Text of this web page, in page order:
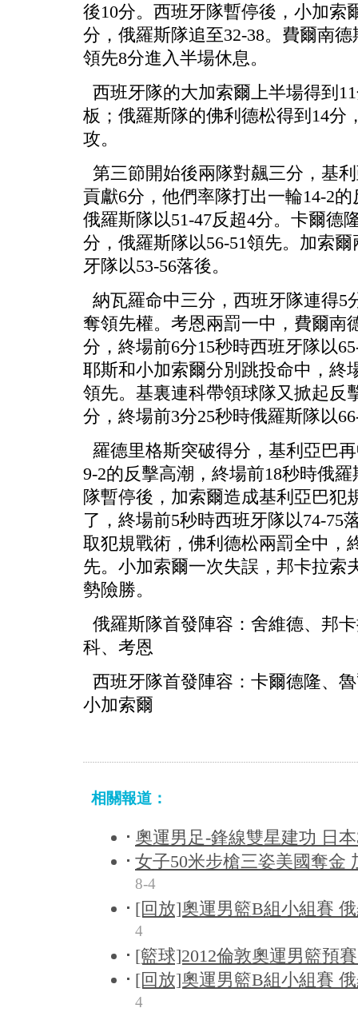
後10分。西班牙隊暫停後，小加索
分，俄羅斯隊追至32-38。費爾南
領先8分進入半場休息。
西班牙隊的大加索爾上半場得到
板；俄羅斯隊的佛利德松得到14分
攻。
第三節開始後兩隊對飆三分，基
貢獻6分，他們率隊打出一輪14-2
俄羅斯隊以51-47反超4分。卡爾德
分，俄羅斯隊以56-51領先。加索
牙隊以53-56落後。
納瓦羅命中三分，西班牙隊連得5
奪領先權。考恩兩罰一中，費爾南
分，終場前6分15秒時西班牙隊以
耶斯和小加索爾分別跳投命中，終
領先。基裏連科帶領球隊又掀起反
分，終場前3分25秒時俄羅斯隊以
羅德里格斯突破得分，基利亞巴
9-2的反擊高潮，終場前18秒時俄
隊暫停後，加索爾造成基利亞巴犯
了，終場前5秒時西班牙隊以74-75
取犯規戰術，佛利德松兩罰全中，
先。小加索爾一次失誤，邦卡拉索
勢險勝。
俄羅斯隊首發陣容：舍維德、邦
科、考恩
西班牙隊首發陣容：卡爾德隆、
小加索爾
相關報道：
奧運男足-鋒線雙星建功 日
女子50米步槍三姿美國奪金
8-4
[回放]奧運男籃B組小組賽
4
[籃球]2012倫敦奧運男籃預
[回放]奧運男籃B組小組賽
4